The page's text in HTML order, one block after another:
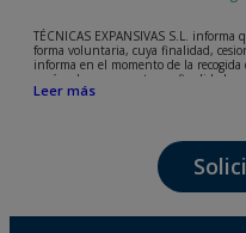
TÉCNICAS EXPANSIVAS S.L.
forma voluntaria, cuya finalidad,
informa en el momento de la recogida
según el caso concreto, su finalidad,
su solicitud, queja o duda planteada,
Los datos incorporados a nuestros
tratados con la máxima
el Reglamento General de Protección
motivación para la que fueron
Leer más